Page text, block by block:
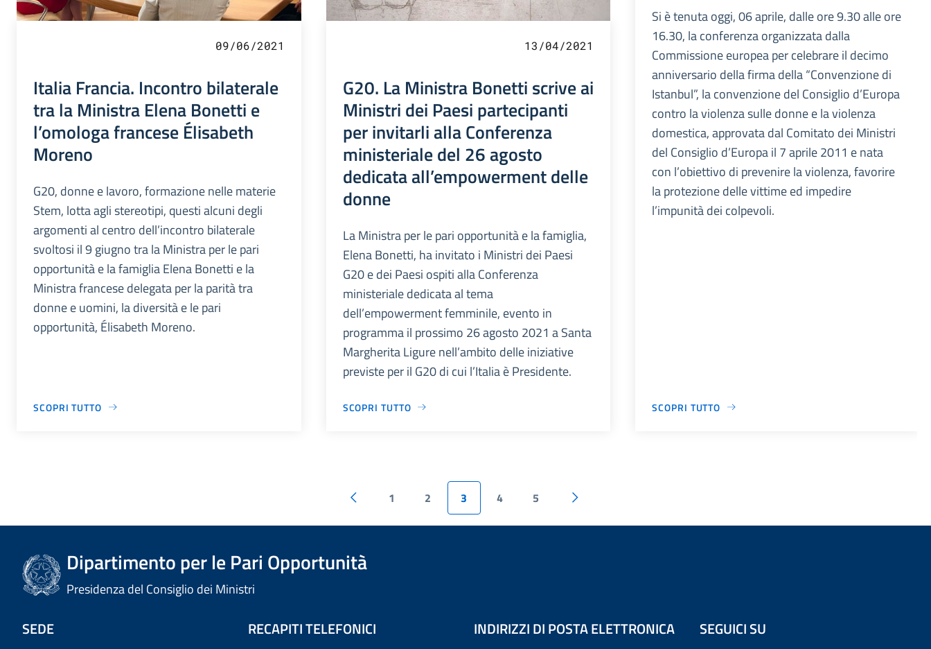
09/06/2021
Italia Francia. Incontro bilaterale
tra la Ministra Elena Bonetti e
l’omologa francese Élisabeth
Moreno
G20, donne e lavoro, formazione nelle materie
Stem, lotta agli stereotipi, questi alcuni degli
argomenti al centro dell’incontro bilaterale
svoltosi il 9 giugno tra la Ministra per le pari
opportunità e la famiglia Elena Bonetti e la
Ministra francese delegata per la parità tra
donne e uomini, la diversità e le pari
opportunità, Élisabeth Moreno.
SCOPRI TUTTO
13/04/2021
G20. La Ministra Bonetti scrive ai
Ministri dei Paesi partecipanti
per invitarli alla Conferenza
ministeriale del 26 agosto
dedicata all’empowerment delle
donne
La Ministra per le pari opportunità e la famiglia,
Elena Bonetti, ha invitato i Ministri dei Paesi
G20 e dei Paesi ospiti alla Conferenza
ministeriale dedicata al tema
dell’empowerment femminile, evento in
programma il prossimo 26 agosto 2021 a Santa
Margherita Ligure nell’ambito delle iniziative
previste per il G20 di cui l’Italia è Presidente.
SCOPRI TUTTO
Si è tenuta oggi, 06 aprile, dalle ore 9.30 alle ore
16.30, la conferenza organizzata dalla
Commissione europea per celebrare il decimo
anniversario della firma della “Convenzione di
Istanbul”, la convenzione del Consiglio d’Europa
contro la violenza sulle donne e la violenza
domestica, approvata dal Comitato dei Ministri
del Consiglio d’Europa il 7 aprile 2011 e nata
con l’obiettivo di prevenire la violenza, favorire
la protezione delle vittime ed impedire
l’impunità dei colpevoli.
SCOPRI TUTTO
1 2 3 4 5
Dipartimento per le Pari Opportunità
Presidenza del Consiglio dei Ministri
SEDE RECAPITI TELEFONICI INDIRIZZI DI POSTA ELETTRONICA SEGUICI SU